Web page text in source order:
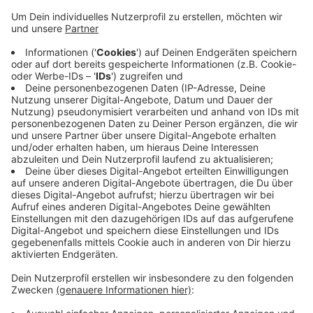
Anzeige
Vor allem am Nachmittag seien, auch dank des
trockenen Wetters, viele Kunden in die Geschäfte
gekommen. Erste Geschenketrends seien auch schon
zu erkennen. Viele Kunden hätten zudem noch
kurzfristig Adventskalender gekauft. Laut einer
Umfrage planen die meisten Menschen in NRW, knapp
470 Euro für Geschenke auszugeben. Der Einzelhandel
ist deshalb zuversichtlich, auch an den kommenden
Wochenenden eine positive Bilanz ziehen zu können.
Anzeige